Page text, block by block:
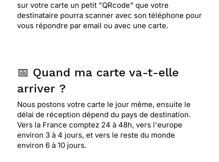
sur votre carte un petit "QRcode" que votre
destinataire pourra scanner avec son téléphone pour
vous répondre par email ou avec une carte.
📅 Quand ma carte va-t-elle
arriver ?
Nous postons votre carte le jour même, ensuite le
délai de réception dépend du pays de destination.
Vers la France comptez 24 à 48h, vers l'europe
environ 3 à 4 jours, et vers le reste du monde
environ 6 à 10 jours.